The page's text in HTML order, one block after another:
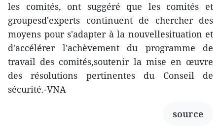
les comités, ont suggéré que les comités et
groupesd'experts continuent de chercher des
moyens pour s'adapter à la nouvellesituation et
d'accélérer l'achèvement du programme de
travail des comités,soutenir la mise en œuvre
des résolutions pertinentes du Conseil de
sécurité.-VNA
source